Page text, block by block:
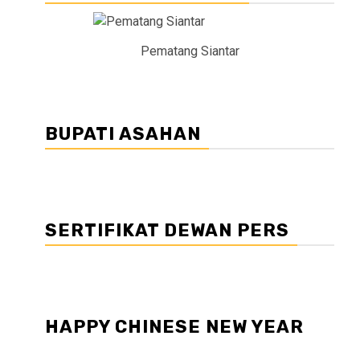
Pematang Siantar
BUPATI ASAHAN
SERTIFIKAT DEWAN PERS
HAPPY CHINESE NEW YEAR